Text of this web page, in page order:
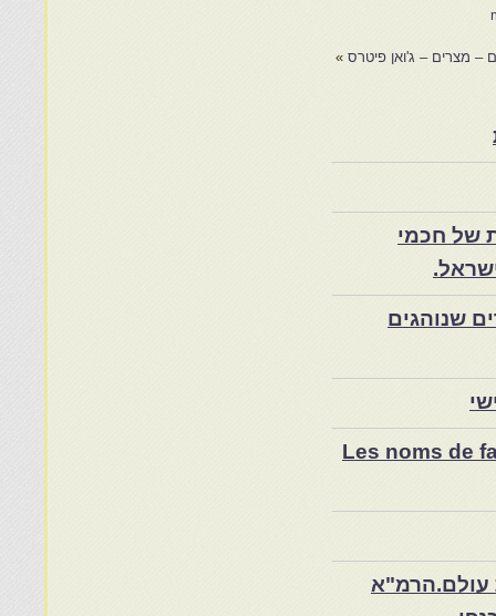
– מצרים – ג'ואן פיטרס »
של חכמי
שנוהגים
Les noms de
עולם.הרמ"א